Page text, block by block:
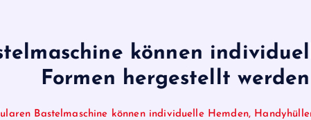
können
Formen hergestellt werden
Bastelmaschine können individuelle Hemden,